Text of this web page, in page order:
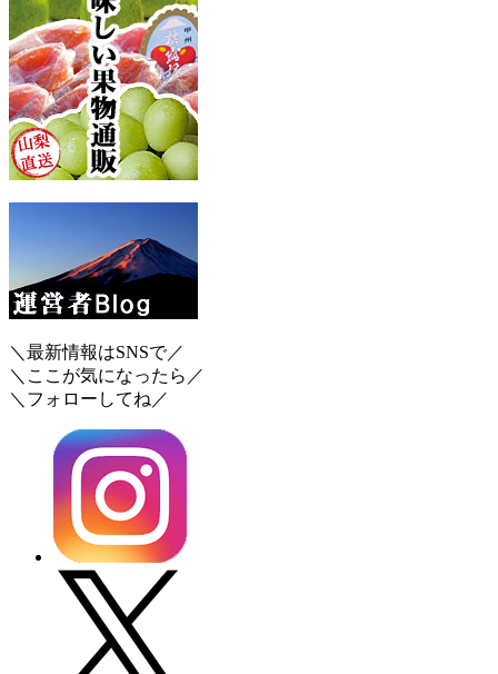
＼最新情報はSNSで／
＼ここが気になったら／
＼フォローしてね／